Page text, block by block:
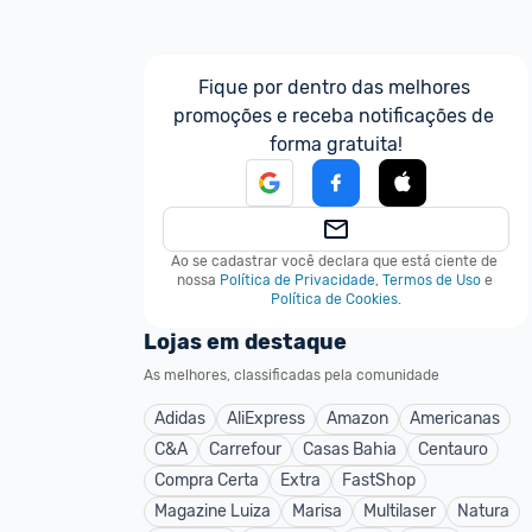
Fique por dentro das melhores
promoções e receba notificações de
forma gratuita!
Ao se cadastrar você declara que está ciente de
nossa Política de Privacidade, Termos de Uso e
Política de Cookies.
Lojas em destaque
As melhores, classificadas pela comunidade
Adidas AliExpress Amazon
Americanas
C&A
Carrefour Casas Bahia
Centauro
Compra Certa
Extra
FastShop
Magazine Luiza
Marisa Multilaser
Natura